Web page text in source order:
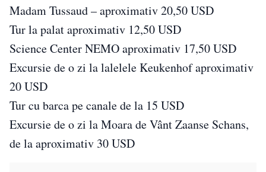
Madam Tussaud – aproximativ 20,50 USD
Tur la palat aproximativ 12,50 USD
Science Center NEMO aproximativ 17,50 USD
Excursie de o zi la lalelele Keukenhof aproximativ
20 USD
Tur cu barca pe canale de la 15 USD
Excursie de o zi la Moara de Vânt Zaanse Schans,
de la aproximativ 30 USD